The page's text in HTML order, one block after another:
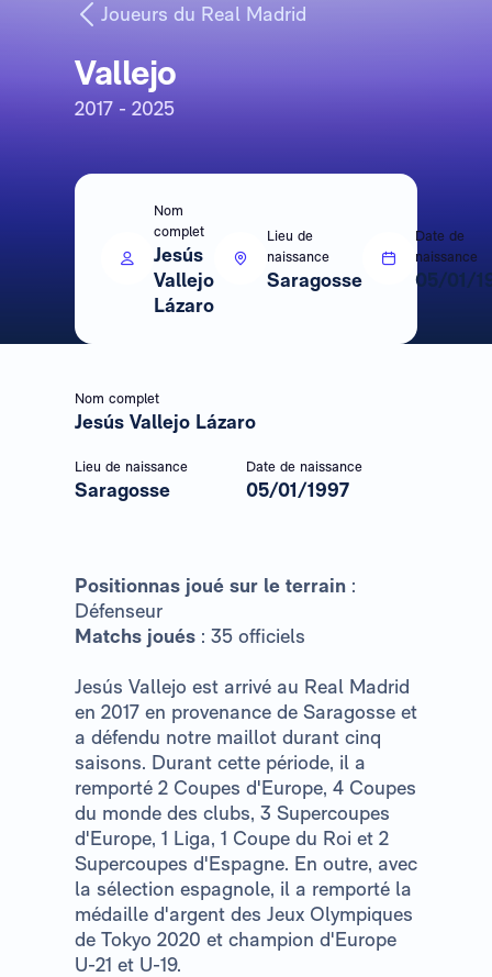
Joueurs du Real Madrid
Vallejo
2017 - 2025
Nom
complet
Jesús
Vallejo
Lázaro
Lieu de
naissance
Saragosse
Date de
naissance
05/01/
Nom complet
Jesús Vallejo Lázaro
Lieu de naissance
Saragosse
Date de naissance
05/01/1997
Positionnas joué sur le terrain :
Défenseur
Matchs joués : 35 officiels
Jesús Vallejo est arrivé au Real Madrid
en 2017 en provenance de Saragosse et
a défendu notre maillot durant cinq
saisons. Durant cette période, il a
remporté 2 Coupes d'Europe, 4 Coupes
du monde des clubs, 3 Supercoupes
d'Europe, 1 Liga, 1 Coupe du Roi et 2
Supercoupes d'Espagne. En outre, avec
la sélection espagnole, il a remporté la
médaille d'argent des Jeux Olympiques
de Tokyo 2020 et champion d'Europe
U-21 et U-19.